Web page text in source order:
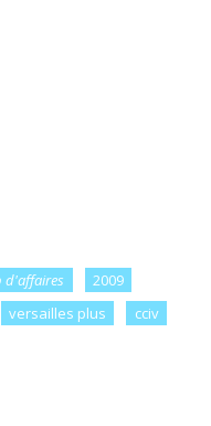
d'affaires
2009
versailles plus
cciv